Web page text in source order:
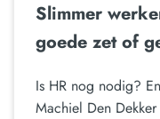
Slimmer
goede zet of
Is HR nog nodig?
Machiel Den